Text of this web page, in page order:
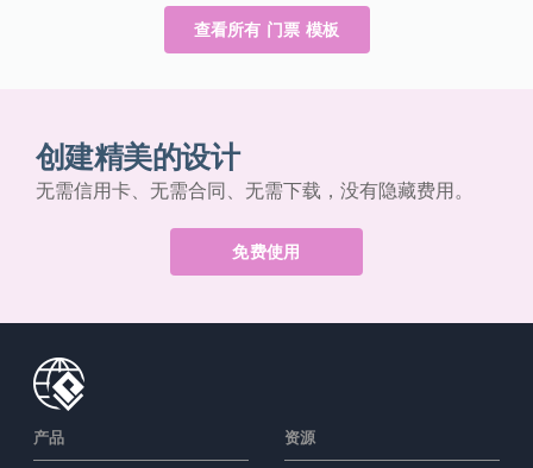
查看所有 门票 模板
创建精美的设计
无需信用卡、无需合同、无需下载，没有隐藏费用。
免费使用
产品 资源